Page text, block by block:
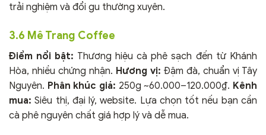
trải nghiệm và đổi gu thường xuyên.
3.6 Mê Trang Coffee
Điểm nổi bật: Thương hiệu cà phê sạch đến từ Khánh
Hòa, nhiều chứng nhận. Hương vị: Đậm đà, chuẩn vị Tây
Nguyên. Phân khúc giá: 250g ~60.000–120.000₫. Kênh
mua: Siêu thị, đại lý, website. Lựa chọn tốt nếu bạn cần
cà phê nguyên chất giá hợp lý và dễ mua.